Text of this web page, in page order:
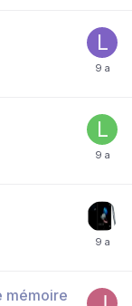
mémoire